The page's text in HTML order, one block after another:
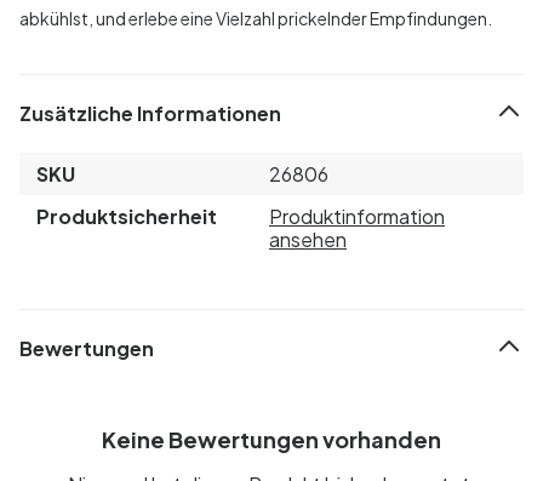
abkühlst, und erlebe eine Vielzahl prickelnder Empfindungen.
Zusätzliche Informationen
SKU
26806
Produktsicherheit
Produktinformation
ansehen
Bewertungen
Keine Bewertungen vorhanden